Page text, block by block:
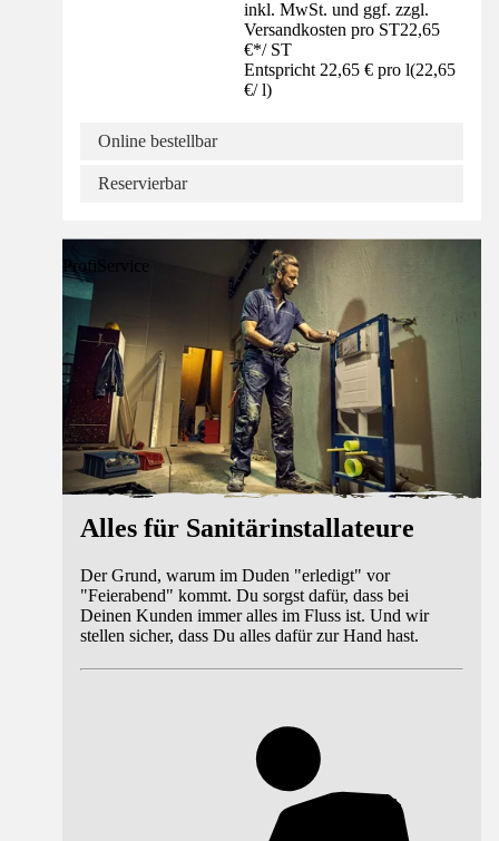
inkl. MwSt. und ggf. zzgl.
Versandkosten pro ST22,65
€*/ ST
Entspricht 22,65 € pro l(22,65
€/ l)
Online bestellbar
Reservierbar
ProfiService
Alles für Sanitärinstallateure
Der Grund, warum im Duden "erledigt" vor
"Feierabend" kommt. Du sorgst dafür, dass bei
Deinen Kunden immer alles im Fluss ist. Und wir
stellen sicher, dass Du alles dafür zur Hand hast.